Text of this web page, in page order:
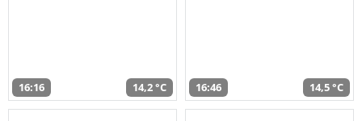
16:16 14,2 °C 16:46 14,5 °C